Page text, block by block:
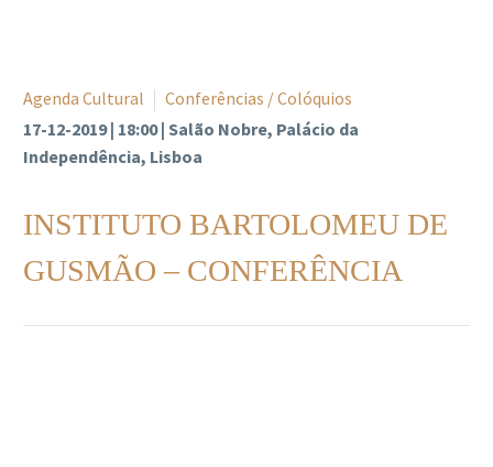
Agenda Cultural
Conferências / Colóquios
17-12-2019 | 18:00 | Salão Nobre, Palácio da
Independência, Lisboa
INSTITUTO BARTOLOMEU DE
GUSMÃO – CONFERÊNCIA